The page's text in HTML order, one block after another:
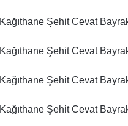
Kağıthane Şehit Cevat
Kağıthane Şehit Cevat
Kağıthane Şehit Cevat
Kağıthane Şehit Cevat